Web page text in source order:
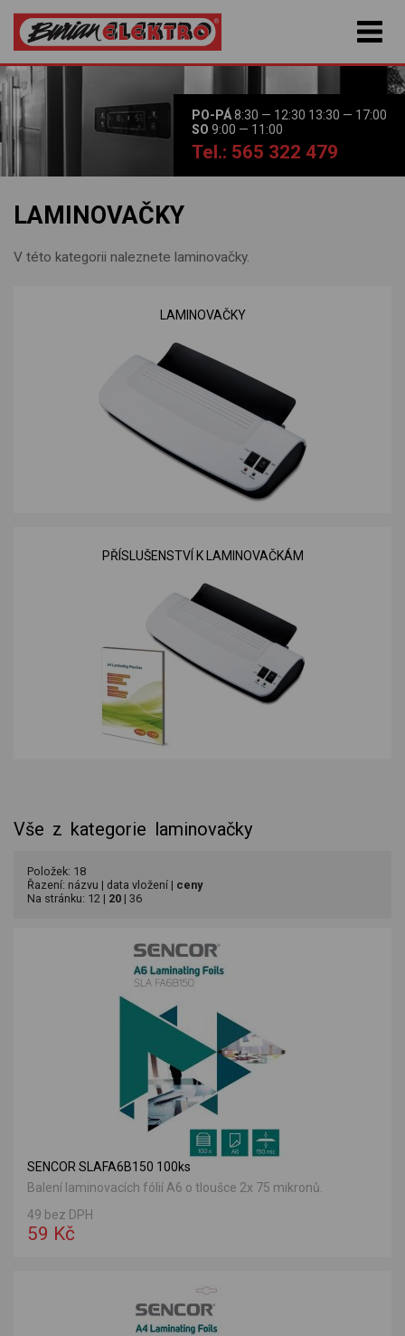
PO-PÁ8:30 — 12:30 13:30 — 17:00
SO 9:00 — 11:00
Tel.: 565 322 479
LAMINOVAČKY
V této kategorii naleznete laminovačky.
LAMINOVAČKY
PŘÍSLUŠENSTVÍ K LAMINOVAČKÁM
Vše z kategorie laminovačky
Položek: 18
Řazení: názvu | data vložení | ceny
Na stránku: 12 | 20 | 36
SENCOR SLAFA6B150 100ks
Balení laminovacích fólií A6 o tloušce 2x 75 mikronů.
49 bez DPH
59 Kč